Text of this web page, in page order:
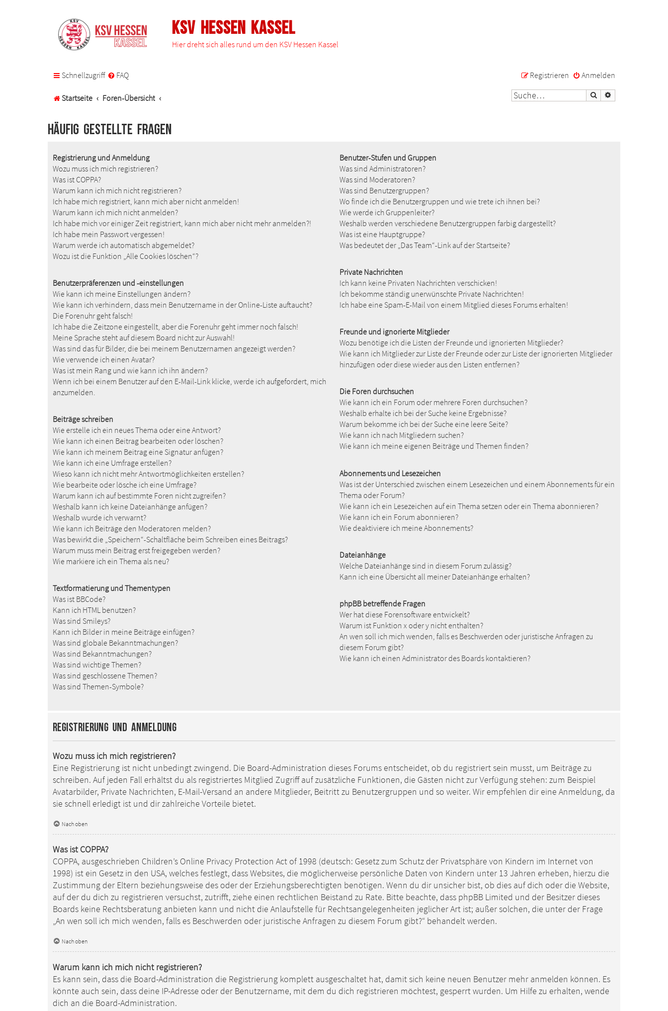
KSV Hessen Kassel
Hier dreht sich alles rund um den KSV Hessen Kassel
Schnellzugriff FAQ Anmelden
Registrieren
Startseite Foren-Übersicht Suche
Häufig gestellte Fragen
Registrierung und Anmeldung
Wozu muss ich mich registrieren?
Was ist COPPA?
Warum kann ich mich nicht registrieren?
Ich habe mich registriert, kann mich aber nicht anmelden!
Warum kann ich mich nicht anmelden?
Ich habe mich vor einiger Zeit registriert, kann mich aber nicht mehr anmelden?!
Ich habe mein Passwort vergessen!
Warum werde ich automatisch abgemeldet?
Wozu ist die Funktion „Alle Cookies löschen“?
Benutzerpräferenzen und -einstellungen
Wie kann ich meine Einstellungen ändern?
Wie kann ich verhindern, dass mein Benutzername in der Online-Liste auftaucht?
Die Forenuhr geht falsch!
Ich habe die Zeitzone eingestellt, aber die Forenuhr geht immer noch falsch!
Meine Sprache steht auf diesem Board nicht zur Auswahl!
Was sind das für Bilder, die bei meinem Benutzernamen angezeigt werden?
Wie verwende ich einen Avatar?
Was ist mein Rang und wie kann ich ihn ändern?
Wenn ich bei einem Benutzer auf den E-Mail-Link klicke, werde ich aufgefordert, mich
anzumelden.
Beiträge schreiben
Wie erstelle ich ein neues Thema oder eine Antwort?
Wie kann ich einen Beitrag bearbeiten oder löschen?
Wie kann ich meinem Beitrag eine Signatur anfügen?
Wie kann ich eine Umfrage erstellen?
Wieso kann ich nicht mehr Antwortmöglichkeiten erstellen?
Wie bearbeite oder lösche ich eine Umfrage?
Warum kann ich auf bestimmte Foren nicht zugreifen?
Weshalb kann ich keine Dateianhänge anfügen?
Weshalb wurde ich verwarnt?
Wie kann ich Beiträge den Moderatoren melden?
Was bewirkt die „Speichern“-Schaltfläche beim Schreiben eines Beitrags?
Warum muss mein Beitrag erst freigegeben werden?
Wie markiere ich ein Thema als neu?
Textformatierung und Thementypen
Was ist BBCode?
Kann ich HTML benutzen?
Was sind Smileys?
Kann ich Bilder in meine Beiträge einfügen?
Was sind globale Bekanntmachungen?
Was sind Bekanntmachungen?
Was sind wichtige Themen?
Was sind geschlossene Themen?
Was sind Themen-Symbole?
Benutzer-Stufen und Gruppen
Was sind Administratoren?
Was sind Moderatoren?
Was sind Benutzergruppen?
Wo finde ich die Benutzergruppen und wie trete ich ihnen bei?
Wie werde ich Gruppenleiter?
Weshalb werden verschiedene Benutzergruppen farbig dargestellt?
Was ist eine Hauptgruppe?
Was bedeutet der „Das Team“-Link auf der Startseite?
Private Nachrichten
Ich kann keine Privaten Nachrichten verschicken!
Ich bekomme ständig unerwünschte Private Nachrichten!
Ich habe eine Spam-E-Mail von einem Mitglied dieses Forums erhalten!
Freunde und ignorierte Mitglieder
Wozu benötige ich die Listen der Freunde und ignorierten Mitglieder?
Wie kann ich Mitglieder zur Liste der Freunde oder zur Liste der ignorierten Mitglieder
hinzufügen oder diese wieder aus den Listen entfernen?
Die Foren durchsuchen
Wie kann ich ein Forum oder mehrere Foren durchsuchen?
Weshalb erhalte ich bei der Suche keine Ergebnisse?
Warum bekomme ich bei der Suche eine leere Seite?
Wie kann ich nach Mitgliedern suchen?
Wie kann ich meine eigenen Beiträge und Themen finden?
Abonnements und Lesezeichen
Was ist der Unterschied zwischen einem Lesezeichen und einem Abonnements für ein
Thema oder Forum?
Wie kann ich ein Lesezeichen auf ein Thema setzen oder ein Thema abonnieren?
Wie kann ich ein Forum abonnieren?
Wie deaktiviere ich meine Abonnements?
Dateianhänge
Welche Dateianhänge sind in diesem Forum zulässig?
Kann ich eine Übersicht all meiner Dateianhänge erhalten?
phpBB betreffende Fragen
Wer hat diese Forensoftware entwickelt?
Warum ist Funktion x oder y nicht enthalten?
An wen soll ich mich wenden, falls es Beschwerden oder juristische Anfragen zu
diesem Forum gibt?
Wie kann ich einen Administrator des Boards kontaktieren?
Registrierung und Anmeldung
Wozu muss ich mich registrieren?
Eine Registrierung ist nicht unbedingt zwingend. Die Board-Administration dieses Forums entscheidet, ob du registriert sein musst, um Beiträge zu
schreiben. Auf jeden Fall erhältst du als registriertes Mitglied Zugriff auf zusätzliche Funktionen, die Gästen nicht zur Verfügung stehen: zum Beispiel
Avatarbilder, Private Nachrichten, E-Mail-Versand an andere Mitglieder, Beitritt zu Benutzergruppen und so weiter. Wir empfehlen dir eine Anmeldung, da
sie schnell erledigt ist und dir zahlreiche Vorteile bietet.
Nach oben
Was ist COPPA?
COPPA, ausgeschrieben Children’s Online Privacy Protection Act of 1998 (deutsch: Gesetz zum Schutz der Privatsphäre von Kindern im Internet von
1998) ist ein Gesetz in den USA, welches festlegt, dass Websites, die möglicherweise persönliche Daten von Kindern unter 13 Jahren erheben, hierzu die
Zustimmung der Eltern beziehungsweise des oder der Erziehungsberechtigten benötigen. Wenn du dir unsicher bist, ob dies auf dich oder die Website,
auf der du dich zu registrieren versuchst, zutrifft, ziehe einen rechtlichen Beistand zu Rate. Bitte beachte, dass phpBB Limited und der Besitzer dieses
Boards keine Rechtsberatung anbieten kann und nicht die Anlaufstelle für Rechtsangelegenheiten jeglicher Art ist; außer solchen, die unter der Frage
„An wen soll ich mich wenden, falls es Beschwerden oder juristische Anfragen zu diesem Forum gibt?“ behandelt werden.
Nach oben
Warum kann ich mich nicht registrieren?
Es kann sein, dass die Board-Administration die Registrierung komplett ausgeschaltet hat, damit sich keine neuen Benutzer mehr anmelden können. Es
könnte auch sein, dass deine IP-Adresse oder der Benutzername, mit dem du dich registrieren möchtest, gesperrt wurden. Um Hilfe zu erhalten, wende
dich an die Board-Administration.